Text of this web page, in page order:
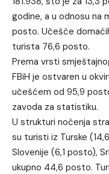
godine, a u odnosu
posto. Učešće
turista 76,6 posto.
Prema vrsti
FBiH je ostvaren u
učešćem od 95,9
zavoda za statistiku.
U strukturi noćenja
su turisti iz Turske
Slovenije (6,1 posto),
ukupno 44,6 posto.